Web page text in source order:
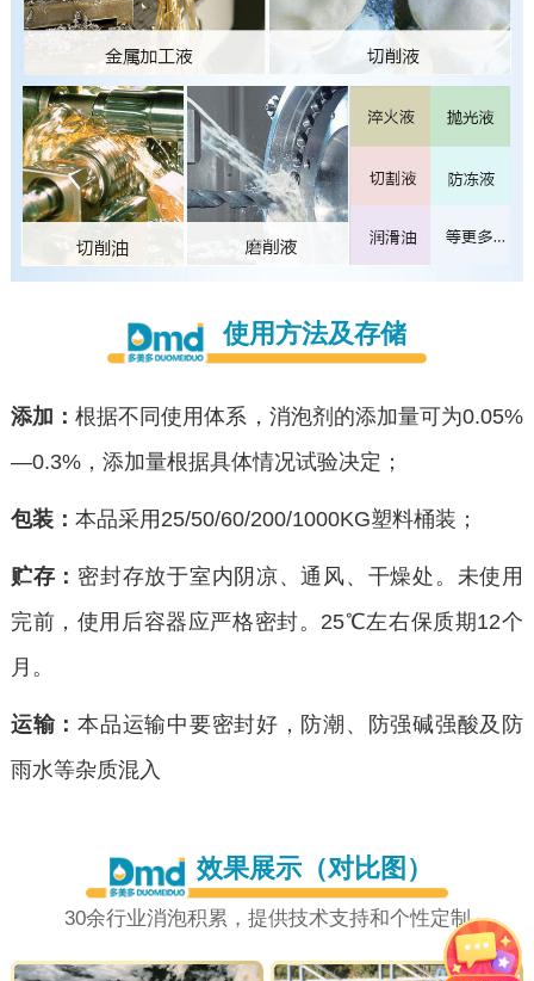
使用方法及存储
添加：根据不同使用体系，消泡剂的添加量可为0.05%
—0.3%，添加量根据具体情况试验决定；
包装： 本品采用25/50/60/200/1000KG塑料桶装；
贮存： 密封存放于室内阴凉、通风、干燥处。未使用
完前，使用后容器应严格密封。25℃左右保质期12个
月。
运输：本品运输中要密封好，防潮、防强碱强酸及防
雨水等杂质混入
效果展示（对比图）
30余行业消泡积累，提供技术支持和个性定制